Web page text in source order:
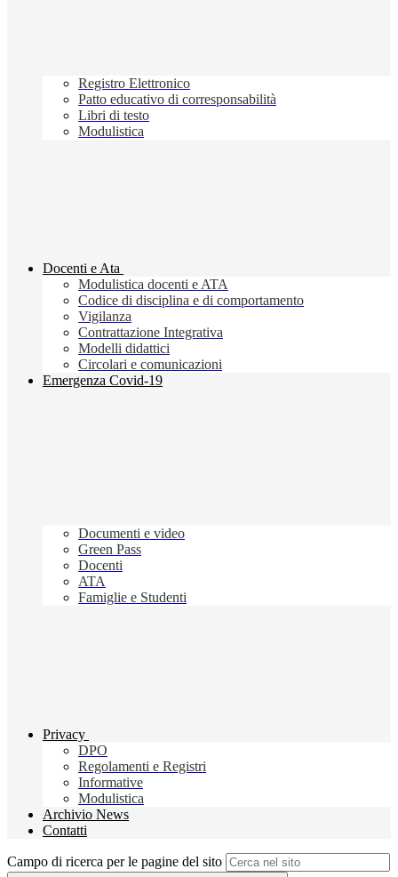
Registro Elettronico
Patto educativo di corresponsabilità
Libri di testo
Modulistica
Docenti e Ata
Modulistica docenti e ATA
Codice di disciplina e di comportamento
Vigilanza
Contrattazione Integrativa
Modelli didattici
Circolari e comunicazioni
Emergenza Covid-19
Documenti e video
Green Pass
Docenti
ATA
Famiglie e Studenti
Privacy
DPO
Regolamenti e Registri
Informative
Modulistica
Archivio News
Contatti
Campo di ricerca per le pagine del sito